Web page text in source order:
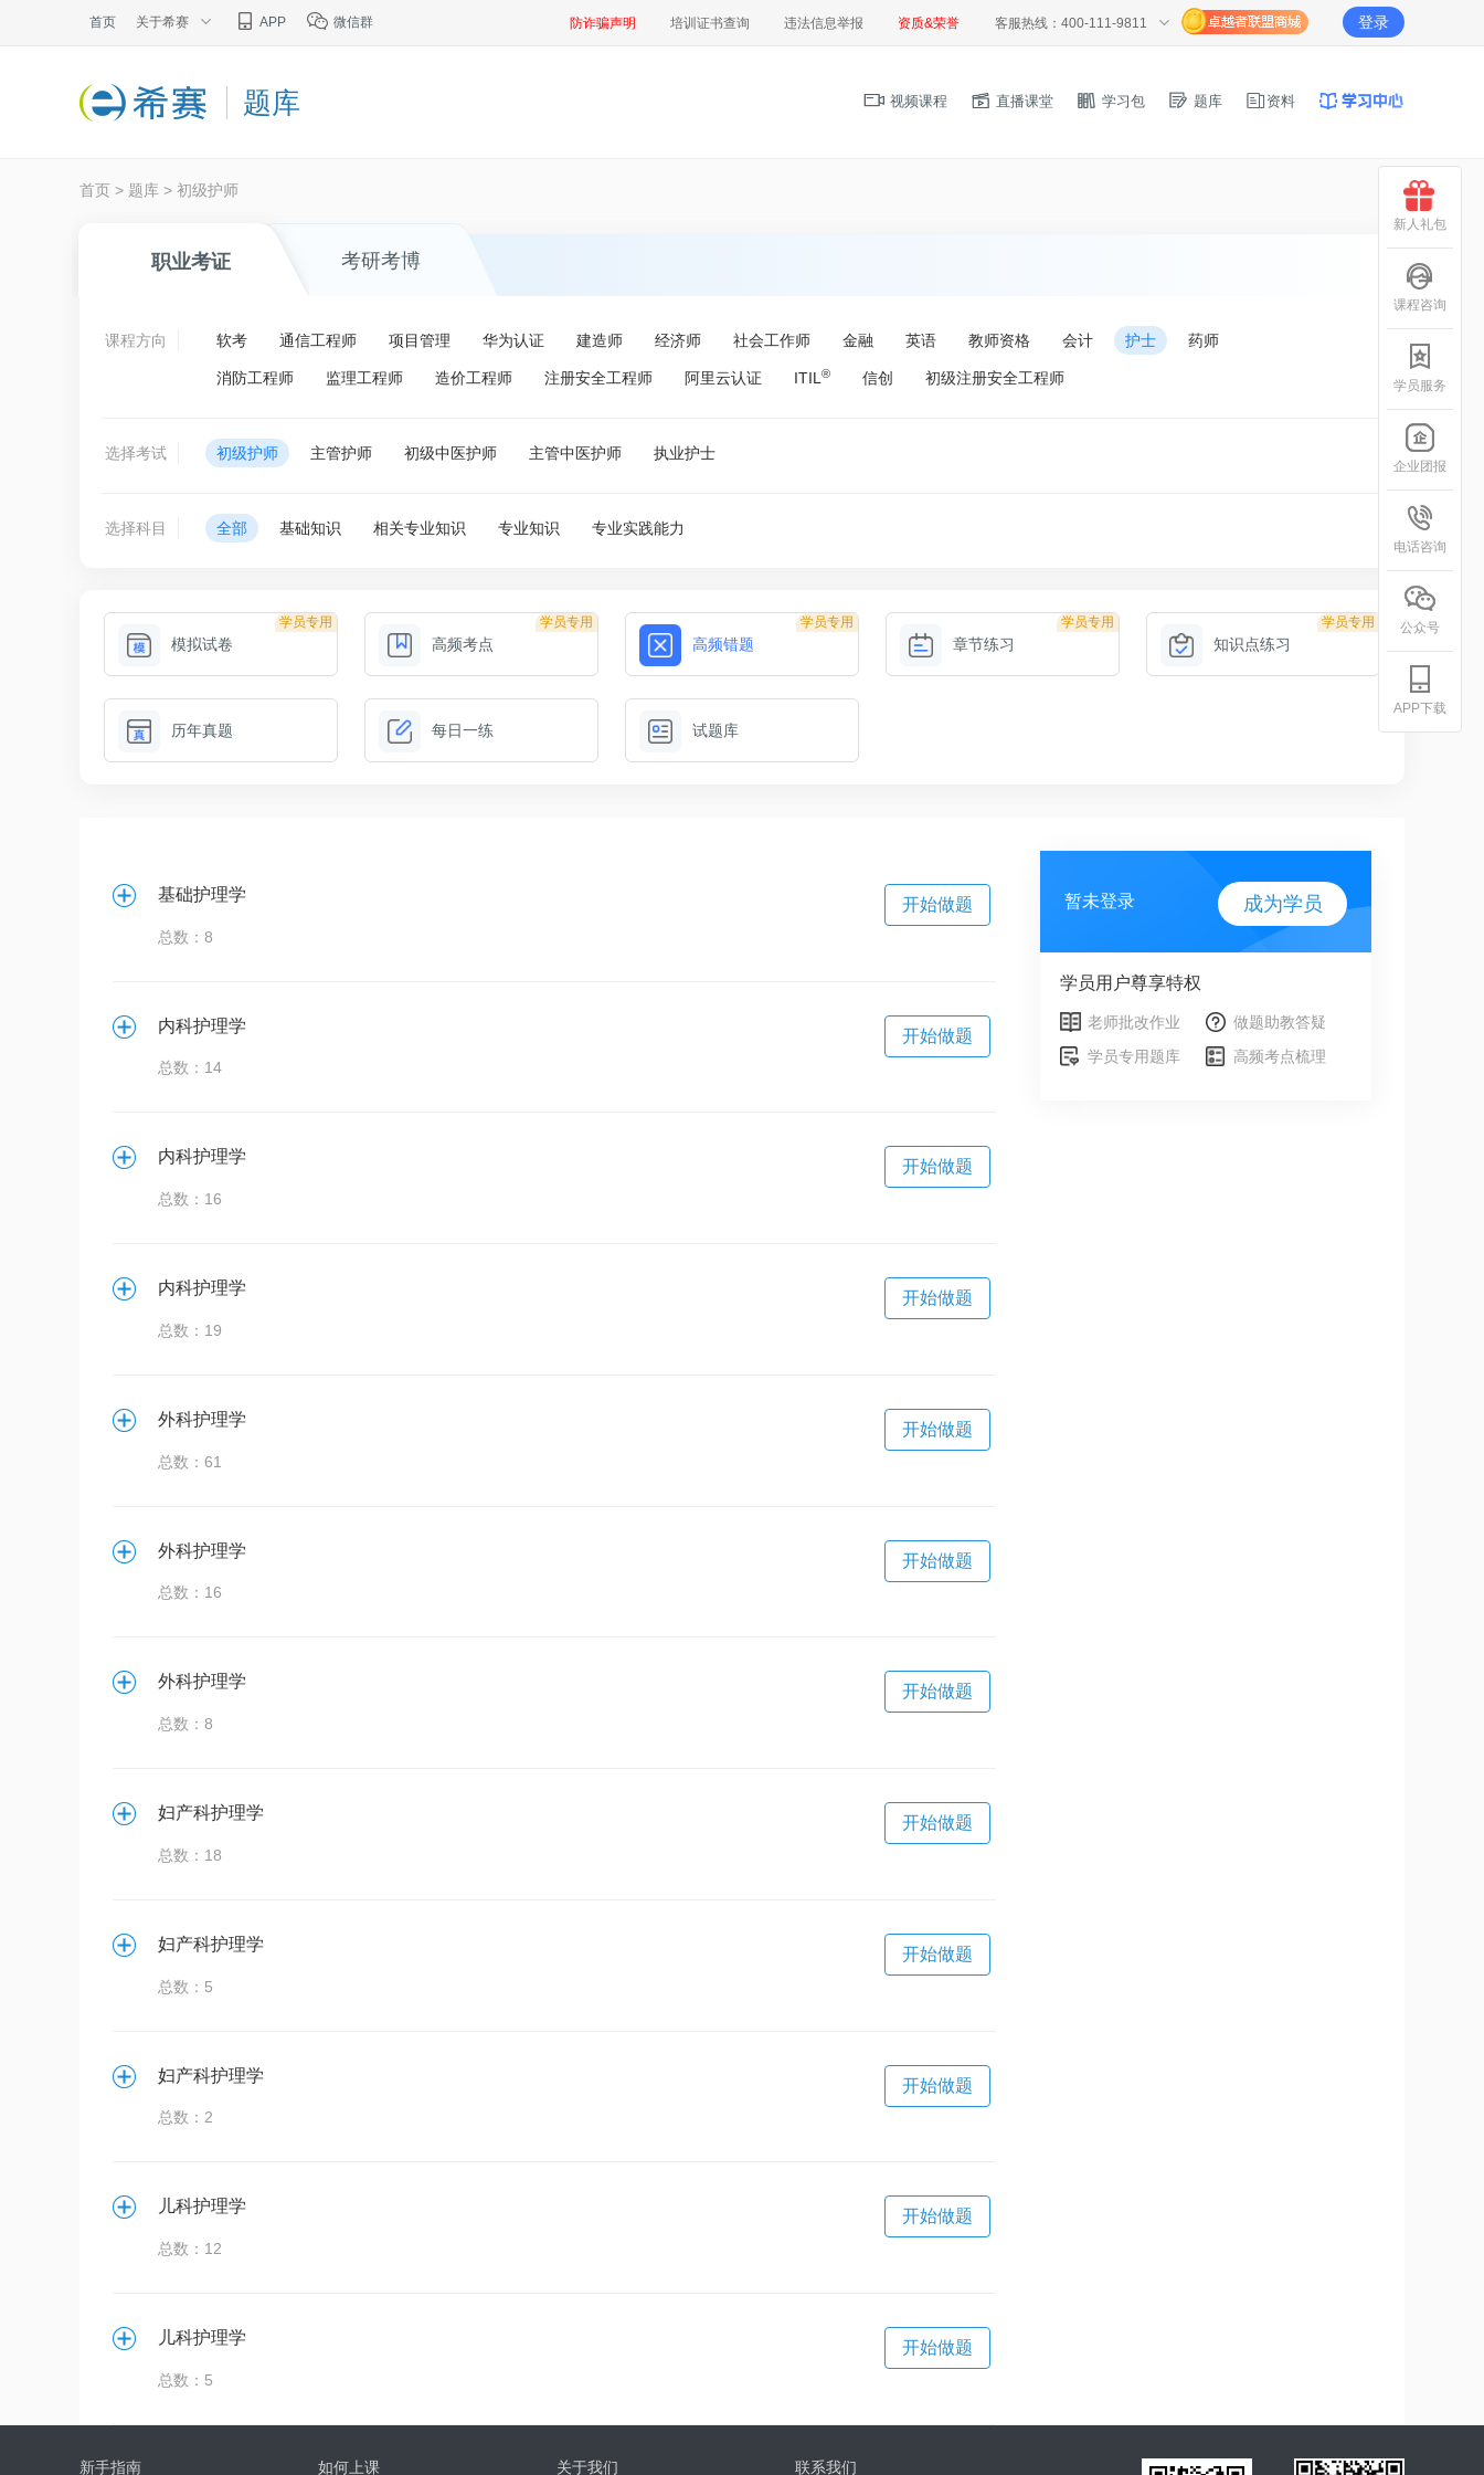
首页 关于希赛 APP 微信群 防诈骗声明 培训证书查询 违法信息举报 资质&荣誉 客服热线：400-111-9811 登录
题库 视频课程 直播课堂 学习包 题库 资料
首页 > 题库 > 初级护师
职业考证 考研考博
课程方向 软考 通信工程师 项目管理 华为认证 建造师 经济师 社会工作师 金融 英语 教师资格 会计 护士 药师
消防工程师 监理工程师 造价工程师 注册安全工程师 阿里云认证 ITIL ® 信创 初级注册安全工程师
选择考试 初级护师 主管护师 初级中医护师 主管中医护师 执业护士
选择科目 全部 基础知识 相关专业知识 专业知识 专业实践能力
学员专用
模拟试卷
学员专用
高频考点
学员专用
高频错题
学员专用
章节练习
学员专用
知识点练习
历年真题 每日一练 试题库
基础护理学
总数：8
开始做题
内科护理学
总数：14
开始做题
内科护理学
总数：16
开始做题
内科护理学
总数：19
开始做题
外科护理学
总数：61
开始做题
外科护理学
总数：16
开始做题
外科护理学
总数：8
开始做题
妇产科护理学
总数：18
开始做题
妇产科护理学
总数：5
开始做题
妇产科护理学
总数：2
开始做题
儿科护理学
总数：12
开始做题
儿科护理学
总数：5
开始做题
暂未登录 成为学员
学员用户尊享特权
老师批改作业
做题助教答疑
学员专用题库
高频考点梳理
新手指南 如何上课 关于我们 联系我们
新人礼包
课程咨询
学员服务
企业团报
电话咨询
公众号
APP下载